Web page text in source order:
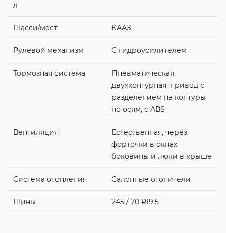
л
Шасси/мост КААЗ
Рулевой механизм С гидроусилителем
Тормозная система
Пневматическая,
двухконтурная, привод с
разделением на контуры
по осям, с АВS
Вентиляция
Естественная, через
форточки в окнах
боковины и люки в крыше
Система отопления Салонные отопители
Шины 245 / 70 R19,5